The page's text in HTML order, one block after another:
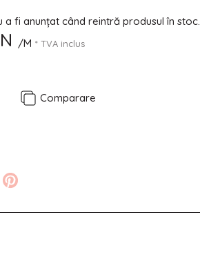
a fi anunțat când reintră produsul în stoc.
/M * TVA inclus
Comparare